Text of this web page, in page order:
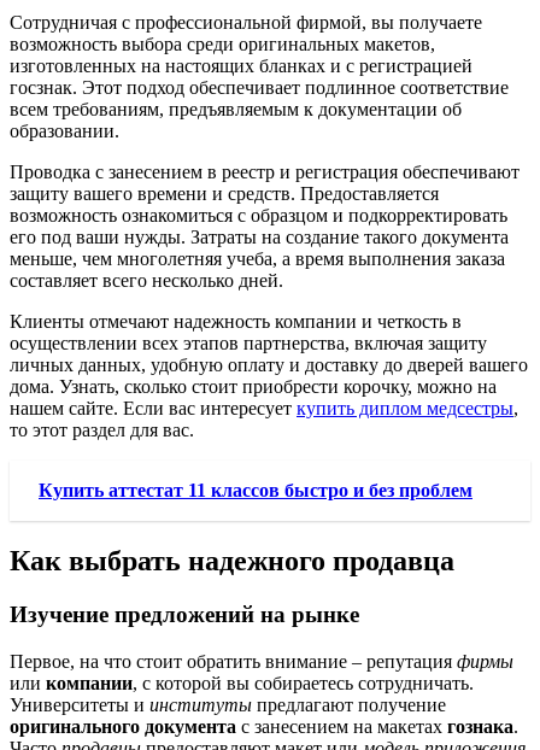
Сотрудничая с профессиональной фирмой, вы получаете
возможность выбора среди оригинальных макетов,
изготовленных на настоящих бланках и с регистрацией
госзнак. Этот подход обеспечивает подлинное соответствие
всем требованиям, предъявляемым к документации об
образовании.
Проводка с занесением в реестр и регистрация обеспечивают
защиту вашего времени и средств. Предоставляется
возможность ознакомиться с образцом и подкорректировать
его под ваши нужды. Затраты на создание такого документа
меньше, чем многолетняя учеба, а время выполнения заказа
составляет всего несколько дней.
Клиенты отмечают надежность компании и четкость в
осуществлении всех этапов партнерства, включая защиту
личных данных, удобную оплату и доставку до дверей вашего
дома. Узнать, сколько стоит приобрести корочку, можно на
нашем сайте. Если вас интересует купить диплом медсестры,
то этот раздел для вас.
Купить аттестат 11 классов быстро и без проблем
Как выбрать надежного продавца
Изучение предложений на рынке
Первое, на что стоит обратить внимание – репутация фирмы
или компании, с которой вы собираетесь сотрудничать.
Университеты и институты предлагают получение
оригинального документа с занесением на макетах гознака.